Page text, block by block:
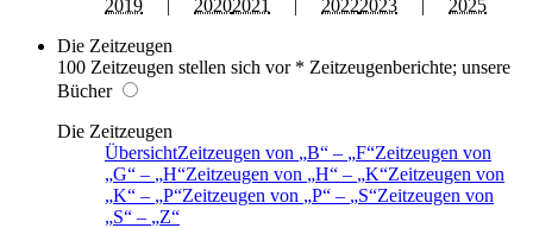
2019 | 20202021 | 20222023 | 2025
Die Zeitzeugen
100 Zeitzeugen stellen sich vor * Zeitzeugenberichte; unsere
Bücher
Die Zeitzeugen
ÜbersichtZeitzeugen von B – F Zeitzeugen von
G
– H Zeitzeugen von H – K Zeitzeugen von
K
– P Zeitzeugen von P – S Zeitzeugen von
S
–
Z